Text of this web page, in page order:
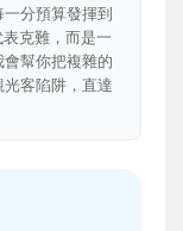
分預算發揮到
克難，而是一
幫你把複雜的
客陷阱，直達